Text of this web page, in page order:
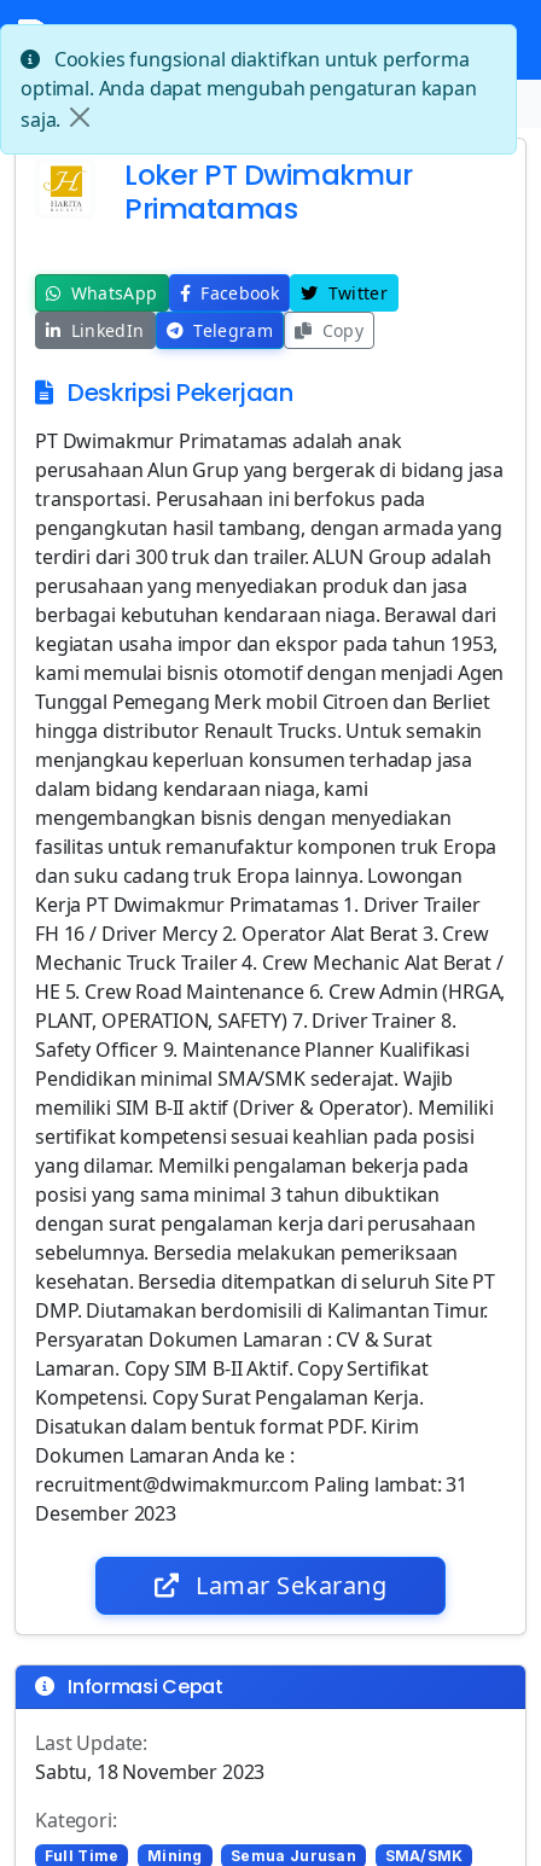
Beranda Loker PT Dwimakmur Primatamas
Loker PT Dwimakmur
Primatamas
WhatsApp Facebook
Twitter
LinkedIn
Telegram Copy
Deskripsi Pekerjaan
PT Dwimakmur Primatamas adalah anak
perusahaan Alun Grup yang bergerak di bidang jasa
transportasi. Perusahaan ini berfokus pada
pengangkutan hasil tambang, dengan armada yang
terdiri dari 300 truk dan trailer. ALUN Group adalah
perusahaan yang menyediakan produk dan jasa
berbagai kebutuhan kendaraan niaga. Berawal dari
kegiatan usaha impor dan ekspor pada tahun 1953,
kami memulai bisnis otomotif dengan menjadi Agen
Tunggal Pemegang Merk mobil Citroen dan Berliet
hingga distributor Renault Trucks. Untuk semakin
menjangkau keperluan konsumen terhadap jasa
dalam bidang kendaraan niaga, kami
mengembangkan bisnis dengan menyediakan
fasilitas untuk remanufaktur komponen truk Eropa
dan suku cadang truk Eropa lainnya. Lowongan
Kerja PT Dwimakmur Primatamas 1. Driver Trailer
FH 16 / Driver Mercy 2. Operator Alat Berat 3. Crew
Mechanic Truck Trailer 4. Crew Mechanic Alat Berat /
HE 5. Crew Road Maintenance 6. Crew Admin (HRGA,
PLANT, OPERATION, SAFETY) 7. Driver Trainer 8.
Safety Officer 9. Maintenance Planner Kualifikasi
Pendidikan minimal SMA/SMK sederajat. Wajib
memiliki SIM B-II aktif (Driver & Operator). Memiliki
sertifikat kompetensi sesuai keahlian pada posisi
yang dilamar. Memilki pengalaman bekerja pada
posisi yang sama minimal 3 tahun dibuktikan
dengan surat pengalaman kerja dari perusahaan
sebelumnya. Bersedia melakukan pemeriksaan
kesehatan. Bersedia ditempatkan di seluruh Site PT
DMP. Diutamakan berdomisili di Kalimantan Timur.
Persyaratan Dokumen Lamaran : CV & Surat
Lamaran. Copy SIM B-II Aktif. Copy Sertifikat
Kompetensi. Copy Surat Pengalaman Kerja.
Disatukan dalam bentuk format PDF. Kirim
Dokumen Lamaran Anda ke :
recruitment@dwimakmur.com Paling lambat: 31
Desember 2023
Lamar Sekarang
Informasi Cepat
Last Update:
Sabtu, 18 November 2023
Kategori:
Full Time Mining Semua Jurusan
SMA/SMK
Cookies fungsional diaktifkan untuk performa
optimal. Anda dapat mengubah pengaturan kapan
saja.